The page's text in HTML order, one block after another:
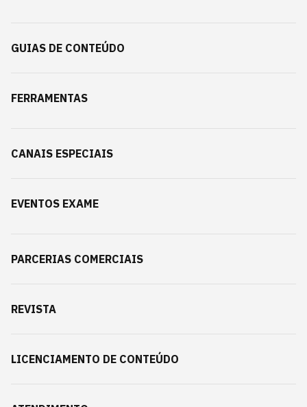
GUIAS DE CONTEÚDO
FERRAMENTAS
CANAIS ESPECIAIS
EVENTOS EXAME
PARCERIAS COMERCIAIS
REVISTA
LICENCIAMENTO DE CONTEÚDO